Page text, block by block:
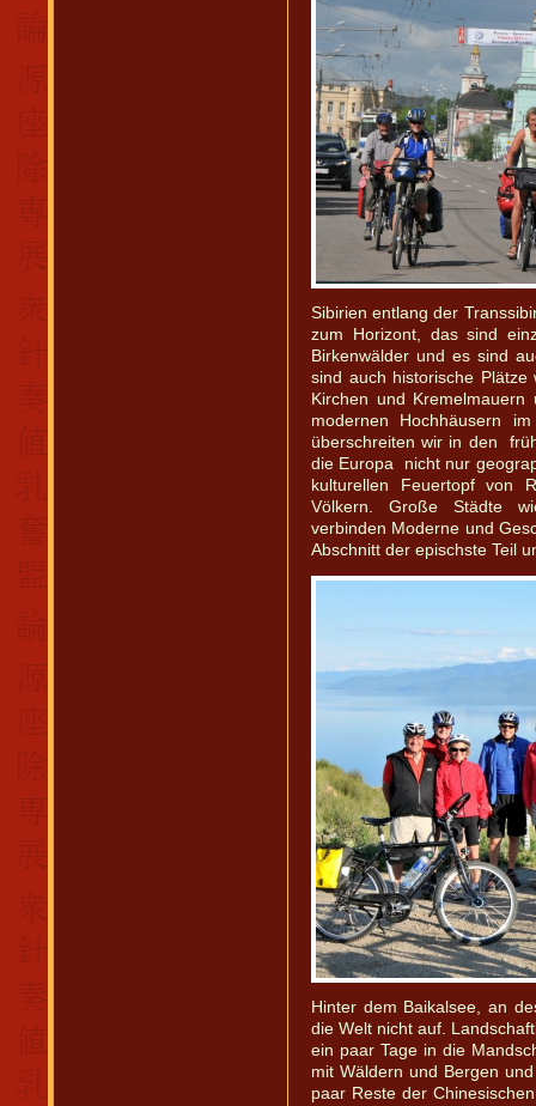
Sibirien entlang der
zum Horizont, das sind
Birkenwälder und es sind
sind auch historische
Kirchen und
modernen Hochhäusern
überschreiten wir in den
die Europa nicht nur
kulturellen Feuertopf von
Völkern. Große Städte
verbinden Moderne und
Abschnitt der epischste Teil
Hinter dem Baikalsee, an
die Welt nicht auf.
ein paar Tage in die
mit Wäldern und Bergen
paar Reste der